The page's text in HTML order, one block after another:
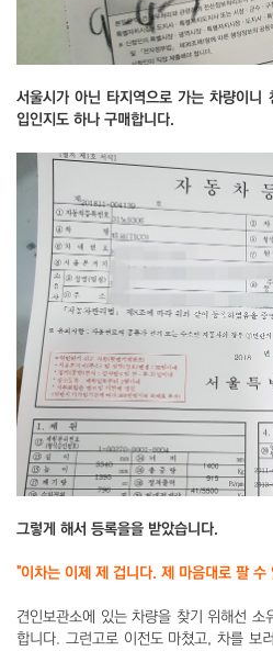
서울시가 아닌 타지역으로 가는 차량이니
입인지도 하나 구매합니다.
그렇게 해서 등록을을 받았습니다.
"이차는 이제 제 겁니다. 제 마음대로 팔 수
견인보관소에 있는 차량을 찾기 위해선
합니다. 그런고로 이전도 마쳤고, 차를 보